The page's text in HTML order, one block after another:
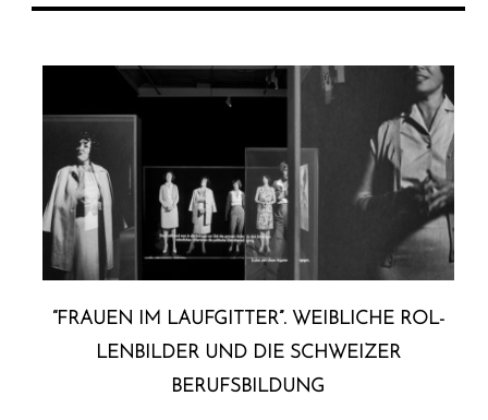
“FRAUEN IM LAUF­GIT­TER”. WEIBLICHE ROL­
LEN­BIL­DER UND DIE SCHWEIZER
BERUFSBILDUNG